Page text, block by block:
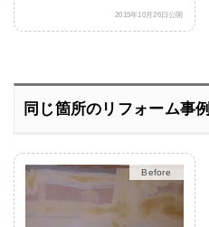
2015年10月26日公開
同じ箇所のリフォーム事例
After